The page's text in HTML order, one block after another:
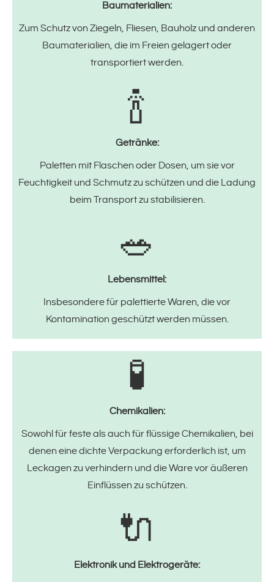
Baumaterialien:
Zum Schutz von Ziegeln, Fliesen, Bauholz und anderen
Baumaterialien, die im Freien gelagert oder
transportiert werden.
🍾
Getränke:
Paletten mit Flaschen oder Dosen, um sie vor
Feuchtigkeit und Schmutz zu schützen und die Ladung
beim Transport zu stabilisieren.
🥗
Lebensmittel:
Insbesondere für palettierte Waren, die vor
Kontamination geschützt werden müssen.
🧪
Chemikalien:
Sowohl für feste als auch für flüssige Chemikalien, bei
denen eine dichte Verpackung erforderlich ist, um
Leckagen zu verhindern und die Ware vor äußeren
Einflüssen zu schützen.
🔌
Elektronik und Elektrogeräte: